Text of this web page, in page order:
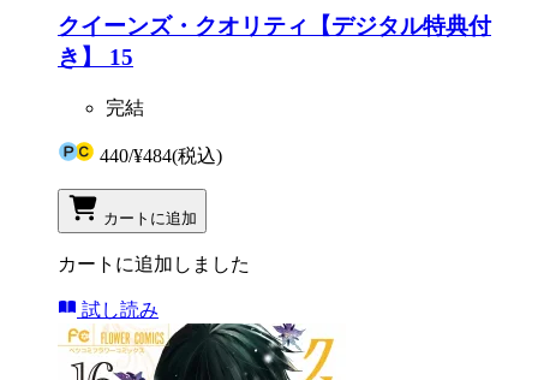
クイーンズ・クオリティ【デジタル特典付
き】 15
完結
440/¥484(税込)
カートに追加
カートに追加しました
試し読み